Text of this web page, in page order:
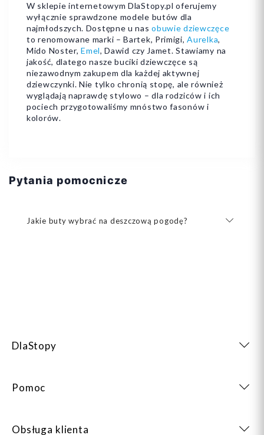
W sklepie internetowym DlaStopy.pl oferujemy
wyłącznie sprawdzone modele butów dla
najmłodszych. Dostępne u nasobuwie dziewczęce
to renomowane marki – Bartek, Primigi,Aurelka,
Mido Noster,Emel, Dawid czy Jamet. Stawiamy na
jakość, dlatego nasze buciki dziewczęce są
niezawodnym zakupem dla każdej aktywnej
dziewczynki. Nie tylko chronią stopę, ale również
wyglądają naprawdę stylowo – dla rodziców i ich
pociech przygotowaliśmy mnóstwo fasonów i
kolorów.
Pytania pomocnicze
Jakie buty wybrać na deszczową pogodę?
DlaStopy
Pomoc
Obsługa klienta